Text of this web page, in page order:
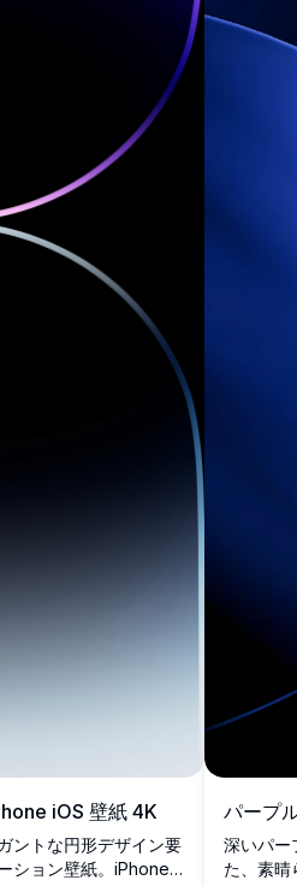
iOS 壁紙 4K
ントな円形デザイン要
ション壁紙。iPhone
パープ
深いパー
た、素晴